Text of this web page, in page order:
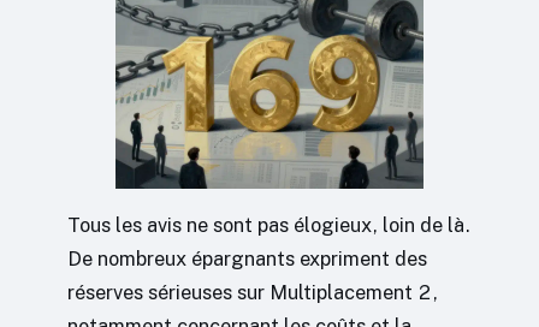
Tous les avis ne sont pas élogieux, loin de là.
De nombreux épargnants expriment des
réserves sérieuses sur Multiplacement 2,